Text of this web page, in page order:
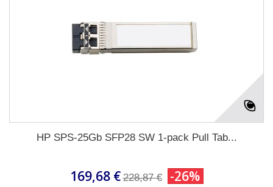
HP SPS-25Gb SFP28 SW 1-pack Pull Tab...
169,68 € 228,87 € -26%